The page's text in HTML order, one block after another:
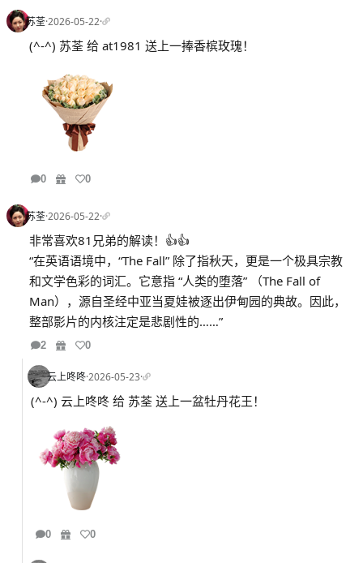
苏荃·2026-05-22·
(^-^) 苏荃 给 at1981 送上一捧香槟玫瑰！
0 0
苏荃·2026-05-22·
非常喜欢81兄弟的解读！👍👍
“在英语语境中，“The Fall” 除了指秋天，更是一个极具宗教
和文学色彩的词汇。它意指 “人类的堕落” （The Fall of
Man），源自圣经中亚当夏娃被逐出伊甸园的典故。因此，
整部影片的内核注定是悲剧性的……”
2 0
云上咚咚·2026-05-23·
(^-^) 云上咚咚 给 苏荃 送上一盆牡丹花王！
0 0